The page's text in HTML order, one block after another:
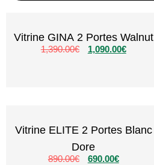
Vitrine GINA 2 Portes Walnut
1,390.00€ 1,090.00€
Vitrine ELITE 2 Portes Blanc
Dore
890.00€ 690.00€